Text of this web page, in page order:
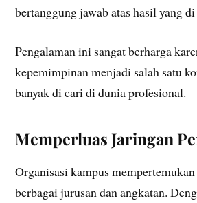
bertanggung jawab atas hasil yang
Pengalaman ini sangat berharga
kepemimpinan menjadi salah satu
banyak di cari di dunia profesional.
Memperluas Jaringan
Organisasi kampus
berbagai jurusan dan angkatan.